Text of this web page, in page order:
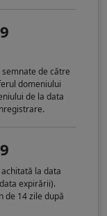
de către
domeniului
de la data
la data
expirării).
de 14 zile după